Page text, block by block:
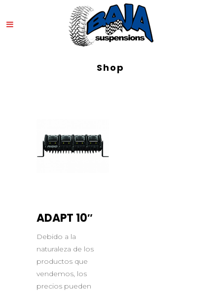
Shop
ADAPT 10″
Debido a la
naturaleza de los
productos que
vendemos, los
precios pueden